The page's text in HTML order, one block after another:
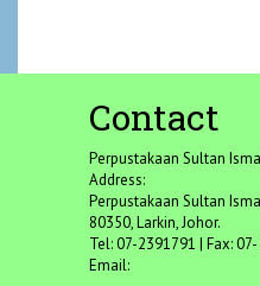
Contact
Perpustakaan Sultan
Address:
Perpustakaan Sultan
80350, Larkin, Johor.
Tel: 07-2391791 | Fax:
Email: